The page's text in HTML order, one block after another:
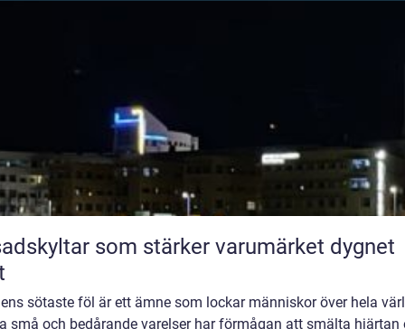
som stärker varumärket dygnet
sötaste föl är ett ämne som lockar människor över hela
små och bedårande varelser har förmågan att smälta hjärtan